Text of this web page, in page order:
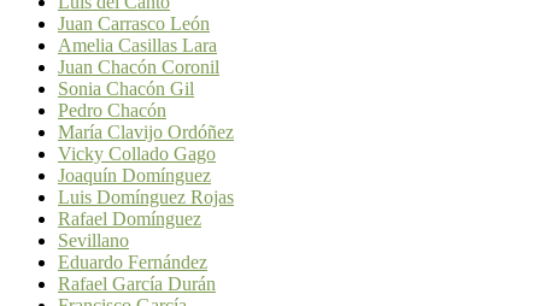
Juan Carrasco León
Amelia Casillas Lara
Juan Chacón Coronil
Sonia Chacón Gil
Pedro Chacón
María Clavijo Ordóñez
Vicky Collado Gago
Joaquín Domínguez
Luis Domínguez Rojas
Rafael Domínguez
Sevillano
Eduardo Fernández
Rafael García Durán